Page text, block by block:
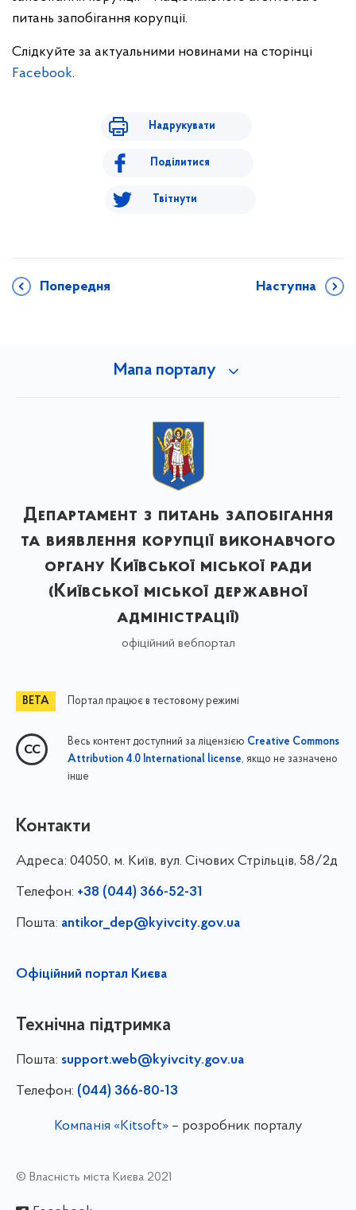
питань запобігання корупції.
Слідкуйте за актуальними новинами на сторінці
Facebook.
Надрукувати
Поділитися
Твітнути
Попередня Наступна
Мапа порталу
Департамент з питань запобігання
та виявлення корупції виконавчого
органу Київської міської ради
(Київської міської державної
адміністрації)
офіційний вебпортал
Портал працює в тестовому режимі
Весь контент доступний за ліцензією Creative Commons
Attribution 4.0 International license, якщо не зазначено
інше
Контакти
Адреса: 04050, м. Київ, вул. Січових Стрільців, 58/2д
Телефон: +38 (044) 366-52-31
Пошта: antikor_dep@kyivcity.gov.ua
Офіційний портал Києва
Технічна підтримка
Пошта: support.web@kyivcity.gov.ua
Телефон: (044) 366-80-13
Компанія «Kitsoft»– розробник порталу
© Власність міста Києва 2021